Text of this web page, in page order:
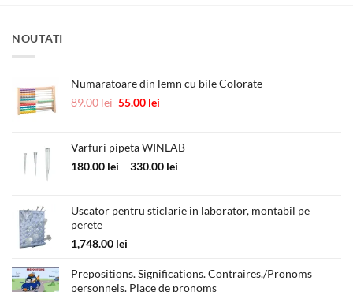
NOUTATI
Numaratoare din lemn cu bile Colorate
89.00lei Prețul
fost:
89.00 lei.
55.00 lei
55.00 lei.
Varfuri pipeta WINLAB
180.00 lei – 330.00 lei
180.00 lei
Uscator pentru sticlarie in laborator, montabil pe
perete
1,748.00 lei
Prepositions. Significations. Contraires./Pronoms
personnels. Place de pronoms